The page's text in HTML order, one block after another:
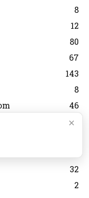
8
12
80
67
143
8
46
32
2
×